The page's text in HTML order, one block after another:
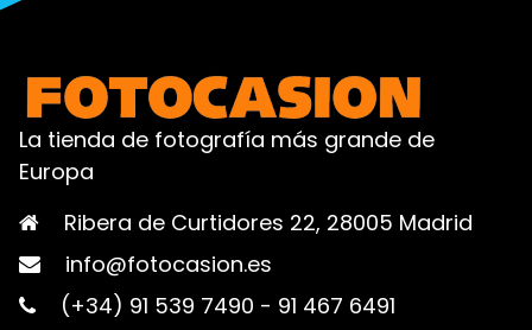
La tienda de fotografía más grande de
Europa
Ribera de Curtidores 22, 28005 Madrid
info@fotocasion.es
(+34) 91 539 7490 - 91 467 6491